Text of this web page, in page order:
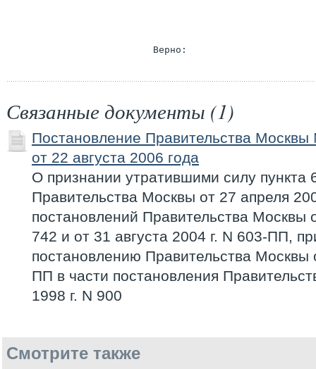
Связанные документы (1)
Постановление Правительства
от 22 августа 2006 года
О признании утратившими силу пункта
Правительства Москвы от 27 апреля
постановлений Правительства Москвы
742 и от 31 августа 2004 г. N 603-ПП,
постановлению Правительства Москвы
ПП в части постановления
1998 г. N 900
Смотрите также